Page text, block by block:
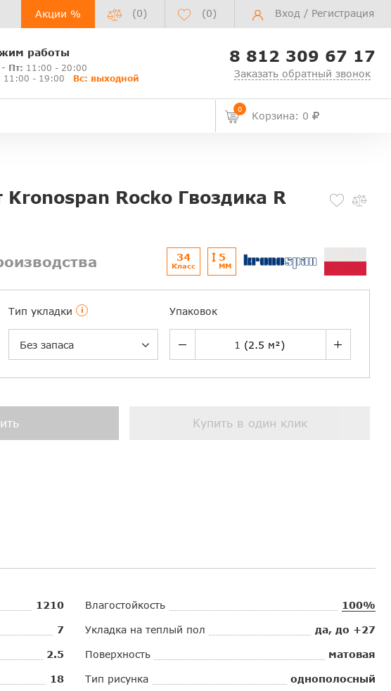
Акции % (0) (0) Вход / Регистрация
работы
Пт: 11:00 - 20:00
11:00 - 19:00 Вс: выходной
8 812 309 67 17
Заказать обратный звонок
0
Корзина: 0
Kronospan Rocko Гвоздика R
34
Класс
5
ММ
Тип укладки i
Без запаса
Упаковок
Купить в один клик
1210
7
2.5
18
Влагостойкость 100%
Укладка на теплый пол да, до +27
Поверхность матовая
Тип рисунка однополосный